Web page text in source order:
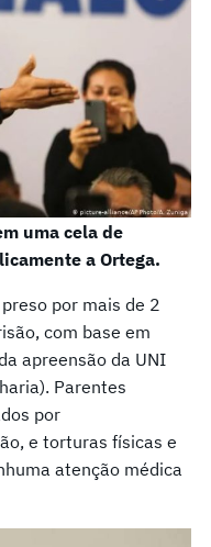
uma cela de
a Ortega.
por mais de 2
com base em
apreensão da UNI
Parentes
por
e torturas físicas e
atenção médica